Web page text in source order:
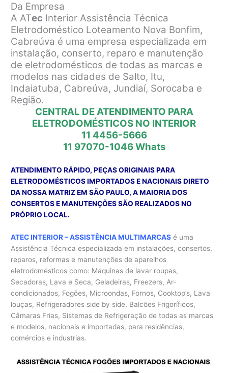
Da Empresa
A ATec Interior Assistência Técnica
Eletrodoméstico Loteamento Nova Bonfim,
Cabreúva é uma empresa especializada em
instalação, conserto, reparo e manutenção
de eletrodomésticos de todas as marcas e
modelos nas cidades de Salto, Itu,
Indaiatuba, Cabreúva, Jundiaí, Sorocaba e
Região.
CENTRAL DE ATENDIMENTO PARA
ELETRODOMÉSTICOS NO INTERIOR
11 4456-5666
11 97070-1046Whats
ATENDIMENTO RÁPIDO, PEÇAS ORIGINAIS PARA
ELETRODOMÉSTICOS IMPORTADOS E NACIONAIS DIRETO
DA NOSSA MATRIZ EM SÃO PAULO, A MAIORIA DOS
CONSERTOS E MANUTENÇÕES SÃO REALIZADOS NO
PRÓPRIO LOCAL.
ATEC INTERIOR – ASSISTÊNCIA MULTIMARCAS é uma
Assistência Técnica especializada em instalações, consertos,
reparos, reformas e manutenções de aparelhos
eletrodomésticos como: Máquinas de lavar roupas,
Secadoras, Lava e Seca, Geladeiras, Freezers, Ar-
condicionados, Fogões, Microondas, Fornos, Cooktop’s, Lava
louças, Refrigeradores side by side, Balcões Frigoríficos,
Câmaras Frias, Sistemas de Refrigeração de todas as marcas
e modelos, nacionais e importadas, para residências,
comércios e industrias.